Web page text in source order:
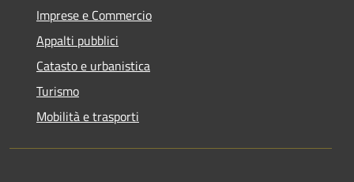
Imprese e Commercio
Appalti pubblici
Catasto e urbanistica
Turismo
Mobilità e trasporti